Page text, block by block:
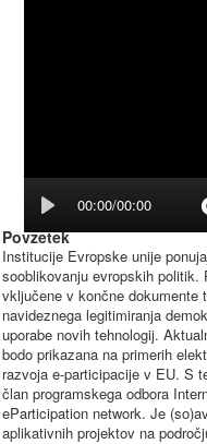
00:00/00:00
Povzetek
Institucije Evropske unije
sooblikovanju evropskih
vključene v končne dokumente
navideznega legitimiranja
uporabe novih tehnologij.
bodo prikazana na primerih
razvoja e-participacije v EU. S
član programskega odbora
eParticipation network. Je
aplikativnih projektov na